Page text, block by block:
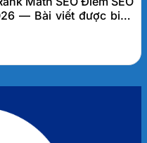
— Bài viết được biên
FATO, dựa trên kinh
doanh nghiệp tại Đà
thuế TNDN 3 năm